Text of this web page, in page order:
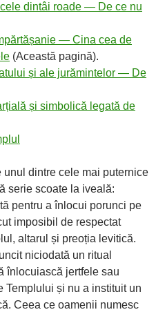
dintâi roade — De ce nu
— Cina cea de
(Această pagină).
și ale jurămintelor — De
și simbolică legată de
dintre cele mai puternice
serie scoate la iveală:
pentru a înlocui porunci pe
imposibil de respectat
altarul și preoția levitică.
niciodată un ritual
înlocuiască jertfele sau
Templului și nu a instituit un
Ceea ce oamenii numesc